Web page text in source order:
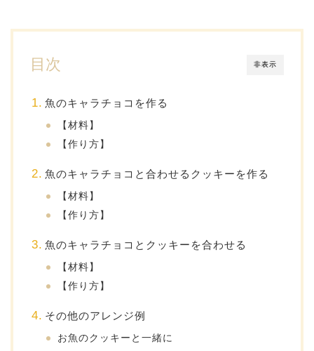
非表示
目次
魚のキャラチョコを作る
【材料】
【作り方】
魚のキャラチョコと合わせるクッキーを作る
【材料】
【作り方】
魚のキャラチョコとクッキーを合わせる
【材料】
【作り方】
その他のアレンジ例
お魚のクッキーと一緒に